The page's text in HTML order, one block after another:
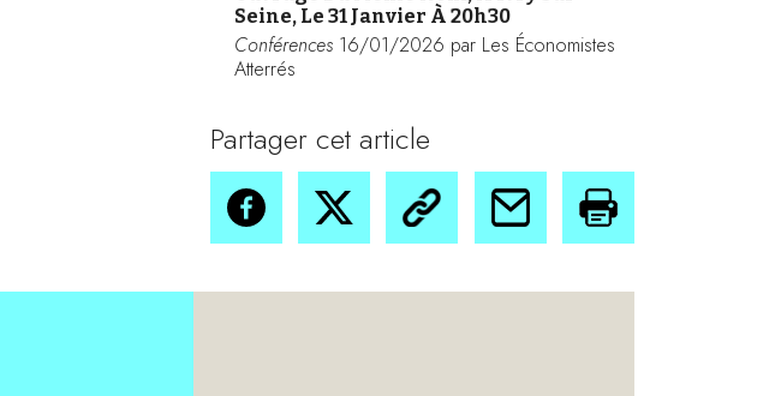
Seine, Le 31 Janvier À 20h30
Conférences 16/01/2026 par Les Économistes
Atterrés
Partager cet article